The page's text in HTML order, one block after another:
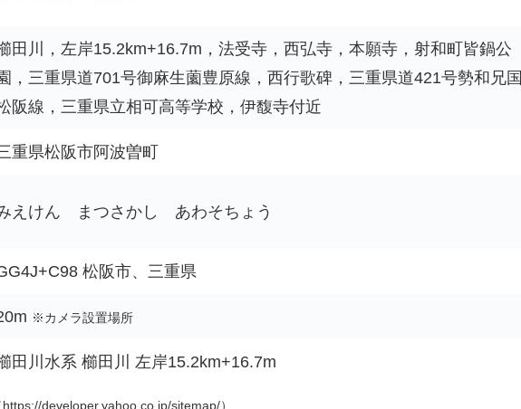
田川，左岸15.2km+16.7m，法受寺，西弘寺，本願寺，射和町皆鍋公
，三重県道701号御麻生薗豊原線，西行歌碑，三重県道421号勢和兄国
阪線，三重県立相可高等学校，伊馥寺付近
重県松阪市阿波曽町
えけん まつさかし あわそちょう
松阪市、三重県
※カメラ設置場所
田川水系 櫛田川 左岸15.2km+16.7m
developer.yahoo.co.jp/sitemap/）